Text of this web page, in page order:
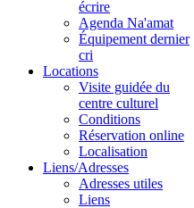
écrire
Agenda Na'amat
Équipement dernier
cri
Locations
Visite guidée du
centre culturel
Conditions
Réservation online
Localisation
Liens/Adresses
Adresses utiles
Liens